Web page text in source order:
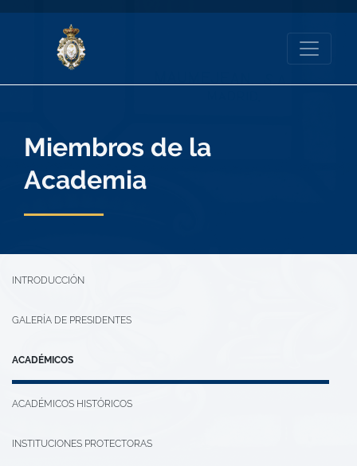
Miembros de la
Academia
INTRODUCCIÓN
GALERÍA DE PRESIDENTES
ACADÉMICOS
ACADÉMICOS HISTÓRICOS
INSTITUCIONES PROTECTORAS